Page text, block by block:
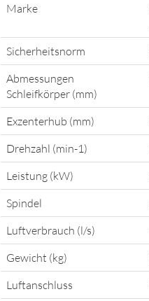
Marke
Sicherheitsnorm
Abmessungen
Schleifkörper (mm)
Exzenterhub (mm)
Drehzahl (min-1)
Leistung (kW)
Spindel
Luftverbrauch (l/s)
Gewicht (kg)
Luftanschluss